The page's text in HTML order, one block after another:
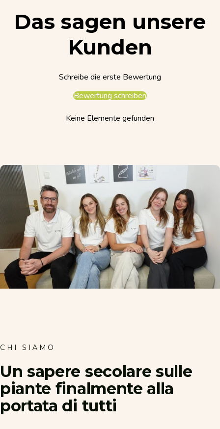
Das sagen unsere
Kunden
Schreibe die erste Bewertung
Bewertung schreiben
Keine Elemente gefunden
CHI SIAMO
Un sapere secolare sulle
piante finalmente alla
portata di tutti